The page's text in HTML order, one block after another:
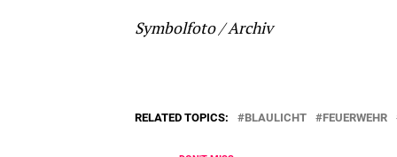
Symbolfoto / Archiv
RELATED TOPICS: BLAULICHT FEUERWEHR